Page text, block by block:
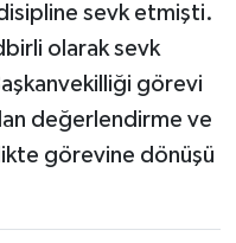
sevk etmişti.
olarak sevk
görevi
değerlendirme ve
görevine dönüşü